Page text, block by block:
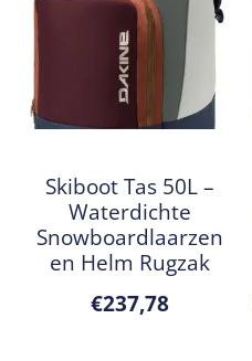
Skiboot Tas 50L –
Waterdichte
Snowboardlaarzen
en Helm Rugzak
€237,78